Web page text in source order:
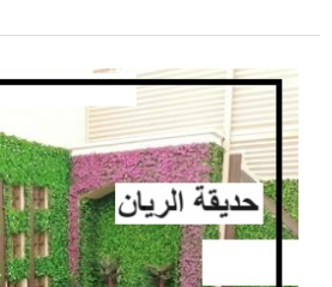
تصميم
الحدائق
بالعشب
الصناعي
|
0560048269